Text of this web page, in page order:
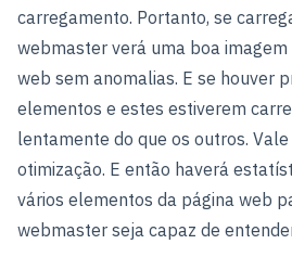
carregamento. Portanto, se
webmaster verá uma boa
web sem anomalias. E se houver
elementos e estes estiverem
lentamente do que os outros.
otimização. E então haverá
vários elementos da página web
webmaster seja capaz de